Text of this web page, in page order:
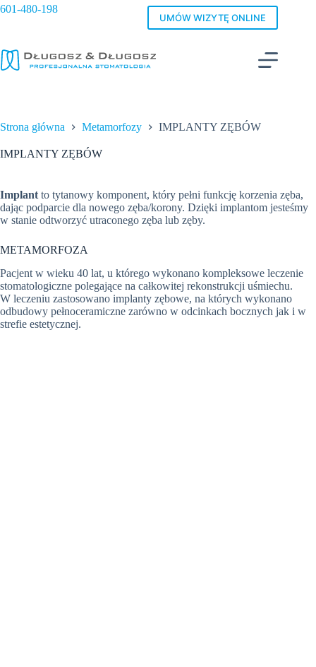
Przejdź
601-480-198
UMÓW WIZYTĘ ONLINE
Strona główna Metamorfozy IMPLANTY ZĘBÓW
IMPLANTY ZĘBÓW
Implant to tytanowy komponent, który pełni funkcję korzenia zęba,
dając podparcie dla nowego zęba/korony. Dzięki implantom jesteśmy
w stanie odtworzyć utraconego zęba lub zęby.
METAMORFOZA
Pacjent w wieku 40 lat, u którego wykonano kompleksowe leczenie
stomatologiczne polegające na całkowitej rekonstrukcji uśmiechu.
W leczeniu zastosowano implanty zębowe, na których wykonano
odbudowy pełnoceramiczne zarówno w odcinkach bocznych jak i w
strefie estetycznej.